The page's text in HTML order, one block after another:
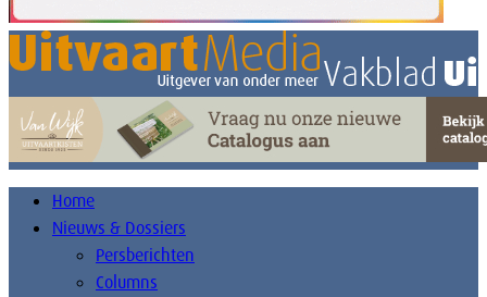
Home
Nieuws & Dossiers
Persberichten
Columns